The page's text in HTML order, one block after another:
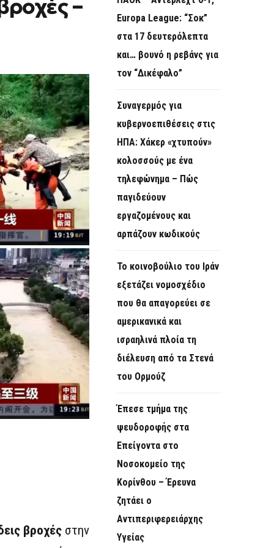
–
βροχές στην
Europa League: “Σοκ”
στα 17 δευτερόλεπτα
και… βουνό η ρεβάνς για
τον “Δικέφαλο”
Συναγερμός για
κυβερνοεπιθέσεις στις
ΗΠΑ: Χάκερ «χτυπούν»
κολοσσούς με ένα
τηλεφώνημα – Πώς
παγιδεύουν
εργαζομένους και
αρπάζουν κωδικούς
Το κοινοβούλιο του Ιράν
εξετάζει νομοσχέδιο
που θα απαγορεύει σε
αμερικανικά και
ισραηλινά πλοία τη
διέλευση από τα Στενά
του Ορμούζ
Έπεσε τμήμα της
ψευδοροφής στα
Επείγοντα στο
Νοσοκομείο της
Κορίνθου – Έρευνα
ζητάει ο
Αντιπεριφερειάρχης
Υγείας